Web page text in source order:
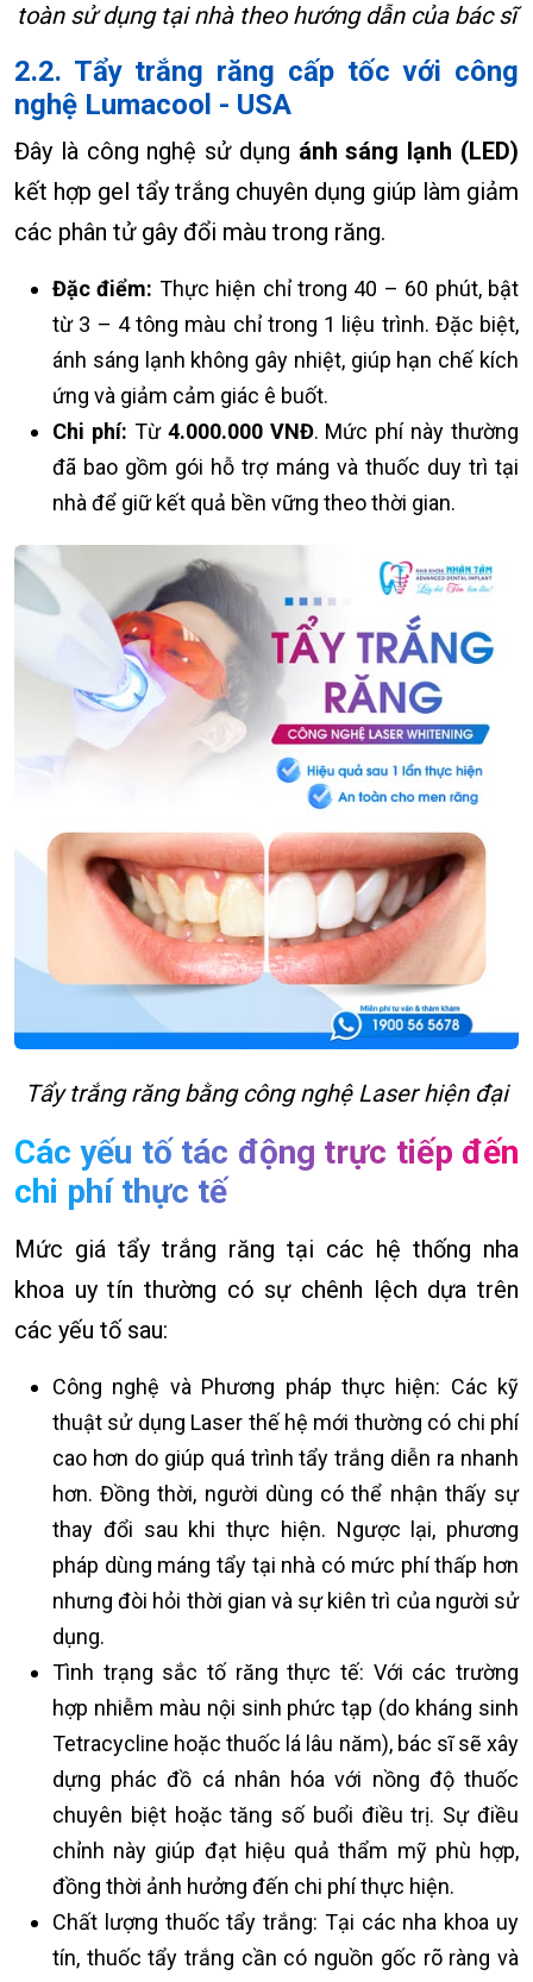
toàn sử dụng tại nhà theo hướng dẫn của bác sĩ
2.2. Tẩy trắng răng cấp tốc với công
nghệ Lumacool - USA
Đây là công nghệ sử dụng ánh sáng lạnh (LED)
kết hợp gel tẩy trắng chuyên dụng giúp làm giảm
các phân tử gây đổi màu trong răng.
Đặc điểm: Thực hiện chỉ trong 40 – 60 phút, bật
từ 3 – 4 tông màu chỉ trong 1 liệu trình. Đặc biệt,
ánh sáng lạnh không gây nhiệt, giúp hạn chế kích
ứng và giảm cảm giác ê buốt.
Chi phí: Từ 4.000.000 VNĐ. Mức phí này thường
đã bao gồm gói hỗ trợ máng và thuốc duy trì tại
nhà để giữ kết quả bền vững theo thời gian.
Tẩy trắng răng bằng công nghệ Laser hiện đại
Các yếu tố tác động trực tiếp đến
chi phí thực tế
Mức giá tẩy trắng răng tại các hệ thống nha
khoa uy tín thường có sự chênh lệch dựa trên
các yếu tố sau:
Công nghệ và Phương pháp thực hiện: Các kỹ
thuật sử dụng Laser thế hệ mới thường có chi phí
cao hơn do giúp quá trình tẩy trắng diễn ra nhanh
hơn. Đồng thời, người dùng có thể nhận thấy sự
thay đổi sau khi thực hiện. Ngược lại, phương
pháp dùng máng tẩy tại nhà có mức phí thấp hơn
nhưng đòi hỏi thời gian và sự kiên trì của người sử
dụng.
Tình trạng sắc tố răng thực tế: Với các trường
hợp nhiễm màu nội sinh phức tạp (do kháng sinh
Tetracycline hoặc thuốc lá lâu năm), bác sĩ sẽ xây
dựng phác đồ cá nhân hóa với nồng độ thuốc
chuyên biệt hoặc tăng số buổi điều trị. Sự điều
chỉnh này giúp đạt hiệu quả thẩm mỹ phù hợp,
đồng thời ảnh hưởng đến chi phí thực hiện.
Chất lượng thuốc tẩy trắng: Tại các nha khoa uy
tín, thuốc tẩy trắng cần có nguồn gốc rõ ràng và